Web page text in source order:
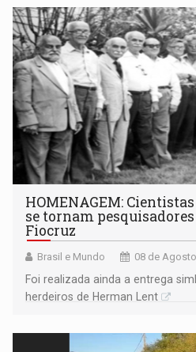
HOMENAGEM:
se tornam
Fiocruz
Brasil e Mundo 08 de
Foi realizada ainda a entrega
herdeiros de Herman Lent